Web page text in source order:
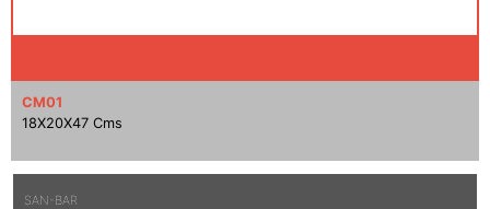
SAN-BAR
CM01
18X20X47 Cms